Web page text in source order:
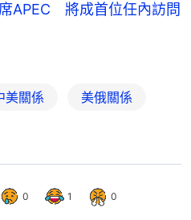
APEC 將成首位任內訪問
美關係 美俄關係
0 1 0